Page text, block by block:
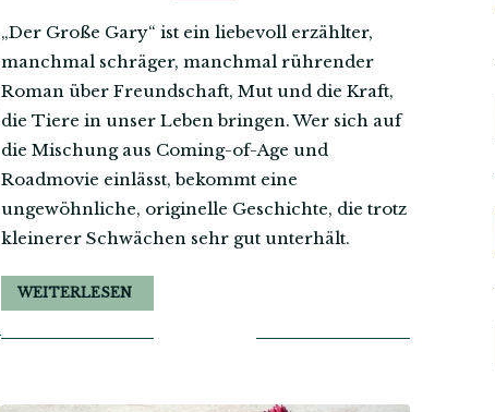
„Der Große Gary“ ist ein liebevoll erzählter,
manchmal schräger, manchmal rührender
Roman über Freundschaft, Mut und die Kraft,
die Tiere in unser Leben bringen. Wer sich auf
die Mischung aus Coming-of-Age und
Roadmovie einlässt, bekommt eine
ungewöhnliche, originelle Geschichte, die trotz
kleinerer Schwächen sehr gut unterhält.
WEITERLESEN